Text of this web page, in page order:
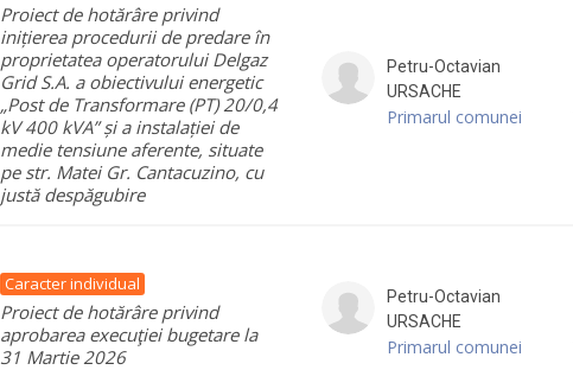
Proiect de hotărâre privind
inițierea procedurii de predare în
proprietatea operatorului Delgaz
Grid S.A. a obiectivului energetic
„Post de Transformare (PT) 20/0,4
kV 400 kVA” și a instalației de
medie tensiune aferente, situate
pe str. Matei Gr. Cantacuzino, cu
justă despăgubire
Petru-Octavian
URSACHE
Primarul comunei
Caracter individual
Proiect de hotărâre privind
aprobarea execuţiei bugetare la
31 Martie 2026
Petru-Octavian
URSACHE
Primarul comunei